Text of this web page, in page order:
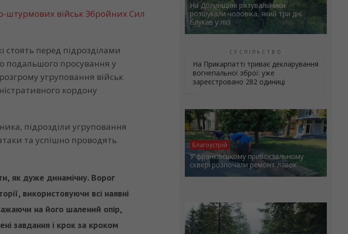
штурмових військ Збройних Сил
перед підрозділами
подальшого просування у
угруповання військ
кордону
підрозділи угруповання
та успішно проводять
як дуже динамічну. Ворог
використовуючи всі наявні
на його шалений опір,
завдання і крок за кроком
На Долинщині рятувальники
розшукали чоловіка, який три дні
блукав у лісі
СУСПІЛЬСТВО
На Прикарпатті триває декларування
вогнепальної зброї: уже
зареєстровано 282 одиниці
Благоустрій
У франківському привокзальному
сквері розпочали ремонт лавок